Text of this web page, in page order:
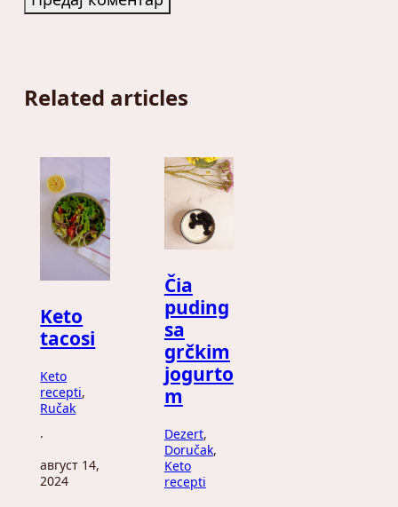
Related articles
Keto
tacosi
Keto
recepti
Ručak
·
август 14,
2024
Čia
puding
sa
grčkim
jogurto
m
Dezert
Doručak
Keto
recepti